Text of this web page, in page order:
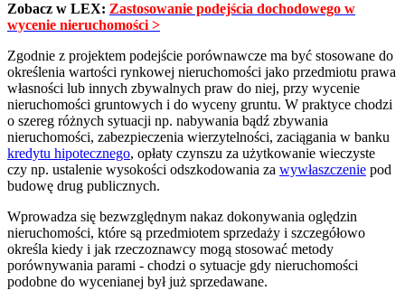
Zobacz w LEX: Zastosowanie podejścia dochodowego w
wycenie nieruchomości >
Zgodnie z projektem podejście porównawcze ma być stosowane do
określenia wartości rynkowej nieruchomości jako przedmiotu prawa
własności lub innych zbywalnych praw do niej, przy wycenie
nieruchomości gruntowych i do wyceny gruntu. W praktyce chodzi
o szereg różnych sytuacji np. nabywania bądź zbywania
nieruchomości, zabezpieczenia wierzytelności, zaciągania w banku
kredytu hipotecznego, opłaty czynszu za użytkowanie wieczyste
czy np. ustalenie wysokości odszkodowania za wywłaszczenie pod
budowę drug publicznych.
Wprowadza się bezwzględnym nakaz dokonywania oględzin
nieruchomości, które są przedmiotem sprzedaży i szczegółowo
określa kiedy i jak rzeczoznawcy mogą stosować metody
porównywania parami - chodzi o sytuacje gdy nieruchomości
podobne do wycenianej był już sprzedawane.